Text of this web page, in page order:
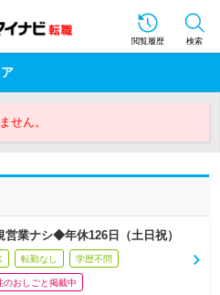
閲覧履歴 検索
せん。
業ナシ◆年休126日（土日祝）
転勤なし 学歴不問
のおしごと掲載中